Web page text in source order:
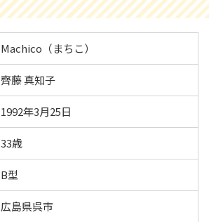
Machico（まちこ）
齊藤 真知子
1992年3月25日
33歳
B型
広島県呉市